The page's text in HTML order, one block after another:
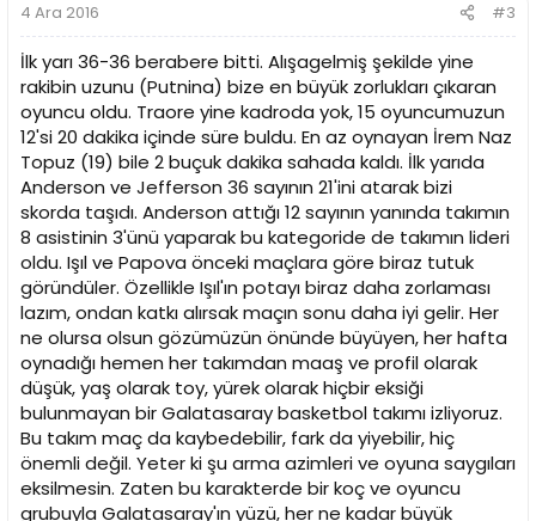
4 Ara 2016 #3
İlk yarı 36-36 berabere bitti. Alışagelmiş şekilde yine
rakibin uzunu (Putnina) bize en büyük zorlukları çıkaran
oyuncu oldu. Traore yine kadroda yok, 15 oyuncumuzun
12'si 20 dakika içinde süre buldu. En az oynayan İrem Naz
Topuz (19) bile 2 buçuk dakika sahada kaldı. İlk yarıda
Anderson ve Jefferson 36 sayının 21'ini atarak bizi
skorda taşıdı. Anderson attığı 12 sayının yanında takımın
8 asistinin 3'ünü yaparak bu kategoride de takımın lideri
oldu. Işıl ve Papova önceki maçlara göre biraz tutuk
göründüler. Özellikle Işıl'ın potayı biraz daha zorlaması
lazım, ondan katkı alırsak maçın sonu daha iyi gelir. Her
ne olursa olsun gözümüzün önünde büyüyen, her hafta
oynadığı hemen her takımdan maaş ve profil olarak
düşük, yaş olarak toy, yürek olarak hiçbir eksiği
bulunmayan bir Galatasaray basketbol takımı izliyoruz.
Bu takım maç da kaybedebilir, fark da yiyebilir, hiç
önemli değil. Yeter ki şu arma azimleri ve oyuna saygıları
eksilmesin. Zaten bu karakterde bir koç ve oyuncu
grubuyla Galatasaray'ın yüzü, her ne kadar büyük